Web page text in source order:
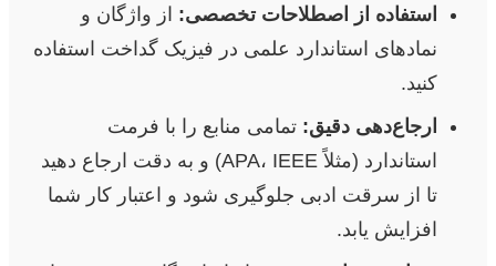
استفاده از اصطلاحات تخصصی: از واژگان و
نمادهای استاندارد علمی در فیزیک گداخت استفاده
کنید.
ارجاع‌دهی دقیق: تمامی منابع را با فرمت
استاندارد (مثلاً APA، IEEE) و به دقت ارجاع دهید
تا از سرقت ادبی جلوگیری شود و اعتبار کار شما
افزایش یابد.